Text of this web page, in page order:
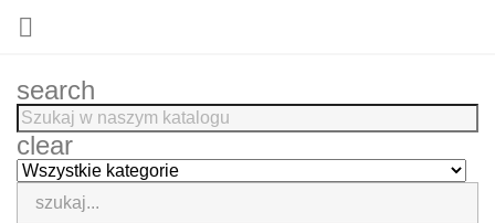

search
clear